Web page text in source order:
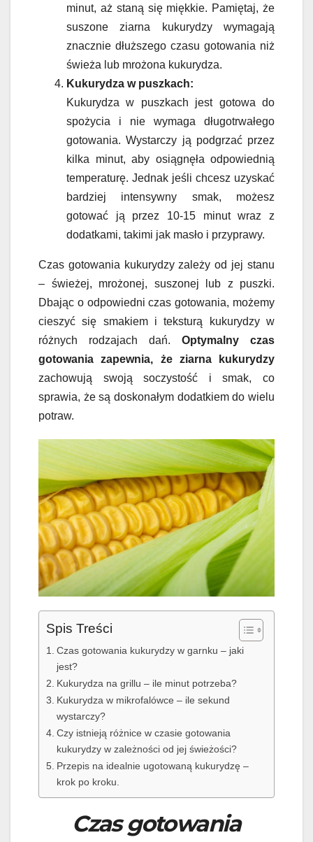
minut, aż staną się miękkie. Pamiętaj, że
suszone ziarna kukurydzy wymagają
znacznie dłuższego czasu gotowania niż
świeża lub mrożona kukurydza.
Kukurydza w puszkach:
Kukurydza w puszkach jest gotowa do
spożycia i nie wymaga długotrwałego
gotowania. Wystarczy ją podgrzać przez
kilka minut, aby osiągnęła odpowiednią
temperaturę. Jednak jeśli chcesz uzyskać
bardziej intensywny smak, możesz
gotować ją przez 10-15 minut wraz z
dodatkami, takimi jak masło i przyprawy.
Czas gotowania kukurydzy zależy od jej stanu
– świeżej, mrożonej, suszonej lub z puszki.
Dbając o odpowiedni czas gotowania, możemy
cieszyć się smakiem i teksturą kukurydzy w
różnych rodzajach dań. Optymalny czas
gotowania zapewnia, że ziarna kukurydzy
zachowują swoją soczystość i smak, co
sprawia, że są doskonałym dodatkiem do wielu
potraw.
Spis Treści
Czas gotowania kukurydzy w garnku – jaki
jest?
Kukurydza na grillu – ile minut potrzeba?
Kukurydza w mikrofalówce – ile sekund
wystarczy?
Czy istnieją różnice w czasie gotowania
kukurydzy w zależności od jej świeżości?
Przepis na idealnie ugotowaną kukurydzę –
krok po kroku.
Czas gotowania